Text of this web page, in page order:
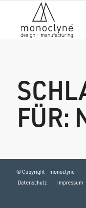
FÜR:
© Copyright - monoclyne
Datenschutz
Impressum